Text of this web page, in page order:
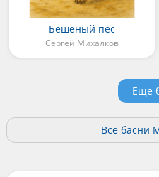
Бешеный пёс
Сергей Михалков
Еще
Все басни